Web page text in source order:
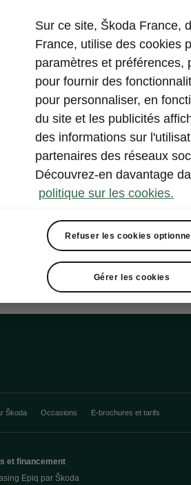
Škoda Occasions E-brochures et tarifs
et financement
Epiq par Škoda
Sur ce site, Škoda France,
France, utilise des cookies
paramètres et préférences,
pour fournir des
pour personnaliser, en
du site et les publicités
des informations sur
partenaires des réseaux
Découvrez-en davantage
politique sur les cookies.
Refuser les cookies
Gérer les cookies